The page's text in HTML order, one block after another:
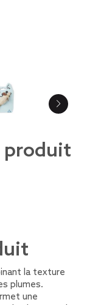
produit
la texture
plumes.
une